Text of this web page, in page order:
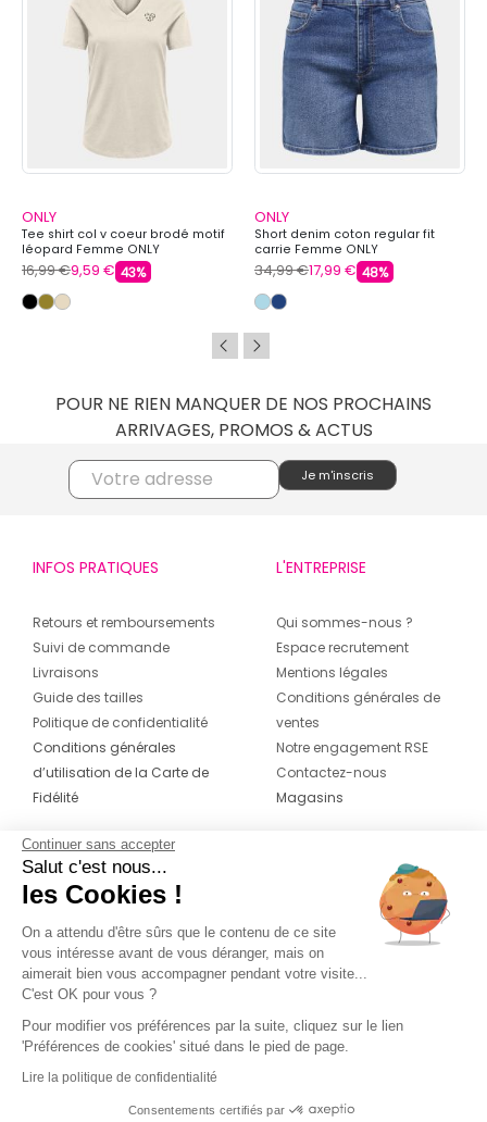
ONLY
Tee shirt col v coeur brodé motif
léopard Femme ONLY
16,99 €9,59 € 43%
ONLY
Short denim coton regular fit
carrie Femme ONLY
34,99 €17,99 € 48%
POUR NE RIEN MANQUER DE NOS PROCHAINS
ARRIVAGES, PROMOS & ACTUS
INFOS PRATIQUES
Retours et remboursements
Suivi de commande
Livraisons
Guide des tailles
Politique de confidentialité
Conditions générales
d’utilisation de la Carte de
Fidélité
L'ENTREPRISE
Qui sommes-nous ?
Espace recrutement
Mentions légales
Conditions générales de
ventes
Notre engagement RSE
Contactez-nous
Magasins
CONTACT
04 42 20 78 42
Du lundi au jeudi de 8h30 à 16h30 & le
vendredi de 8h30 à 15h30
Continuer sans accepter
Salut c'est nous...
les Cookies !
On a attendu d'être sûrs que le contenu de ce site
vous intéresse avant de vous déranger, mais on
aimerait bien vous accompagner pendant votre visite...
C'est OK pour vous ?
Pour modifier vos préférences par la suite, cliquez sur le lien
'Préférences de cookies' situé dans le pied de page.
Lire la politique de confidentialité
Consentements certifiés par